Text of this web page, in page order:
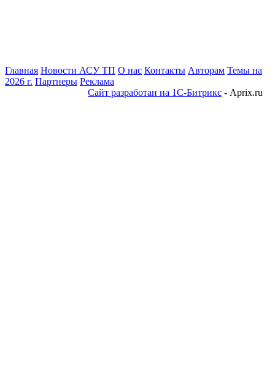
Главная Новости АСУ ТП О нас Контакты Авторам Темы на
2026 г. Партнеры Реклама
Сайт разработан на 1С-Битрикс - Aprix.ru